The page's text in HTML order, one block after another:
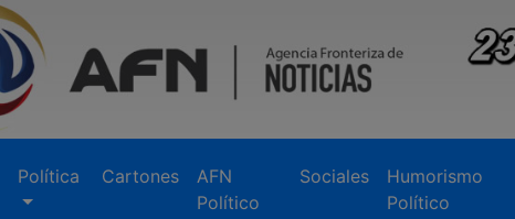
Política Cartones
AFN
Político
Sociales
Humorismo
Político